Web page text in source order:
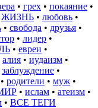
• грех • покаяние •
ЖИЗНЬ • любовь •
• свобода • друзья •
• лидер •
• евреи •
алия • иудаизм •
заблуждение •
• родители • муж •
• ислам • атеизм •
• ВСЕ ТЕГИ